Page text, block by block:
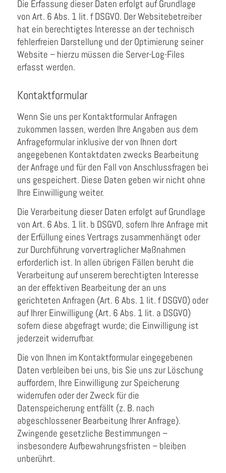
Die Erfassung dieser Daten erfolgt auf Grundlage
von Art. 6 Abs. 1 lit. f DSGVO. Der Websitebetreiber
hat ein berechtigtes Interesse an der technisch
fehlerfreien Darstellung und der Optimierung seiner
Website – hierzu müssen die Server-Log-Files
erfasst werden.
Kontaktformular
Wenn Sie uns per Kontaktformular Anfragen
zukommen lassen, werden Ihre Angaben aus dem
Anfrageformular inklusive der von Ihnen dort
angegebenen Kontaktdaten zwecks Bearbeitung
der Anfrage und für den Fall von Anschlussfragen bei
uns gespeichert. Diese Daten geben wir nicht ohne
Ihre Einwilligung weiter.
Die Verarbeitung dieser Daten erfolgt auf Grundlage
von Art. 6 Abs. 1 lit. b DSGVO, sofern Ihre Anfrage mit
der Erfüllung eines Vertrags zusammenhängt oder
zur Durchführung vorvertraglicher Maßnahmen
erforderlich ist. In allen übrigen Fällen beruht die
Verarbeitung auf unserem berechtigten Interesse
an der effektiven Bearbeitung der an uns
gerichteten Anfragen (Art. 6 Abs. 1 lit. f DSGVO) oder
auf Ihrer Einwilligung (Art. 6 Abs. 1 lit. a DSGVO)
sofern diese abgefragt wurde; die Einwilligung ist
jederzeit widerrufbar.
Die von Ihnen im Kontaktformular eingegebenen
Daten verbleiben bei uns, bis Sie uns zur Löschung
auffordern, Ihre Einwilligung zur Speicherung
widerrufen oder der Zweck für die
Datenspeicherung entfällt (z. B. nach
abgeschlossener Bearbeitung Ihrer Anfrage).
Zwingende gesetzliche Bestimmungen –
insbesondere Aufbewahrungsfristen – bleiben
unberührt.